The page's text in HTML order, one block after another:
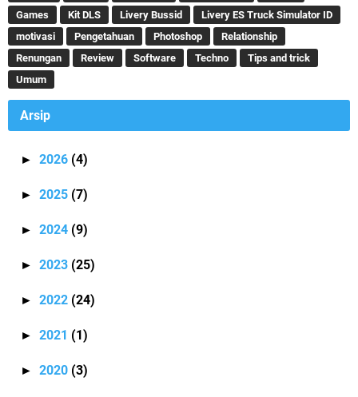
Games
Kit DLS Livery Bussid
Livery ES Truck Simulator ID
motivasi
Pengetahuan Photoshop
Relationship
Renungan
Review Software Techno
Tips and trick
Umum
Arsip
► 2026 (4)
► 2025 (7)
► 2024 (9)
► 2023 (25)
► 2022 (24)
► 2021 (1)
► 2020 (3)